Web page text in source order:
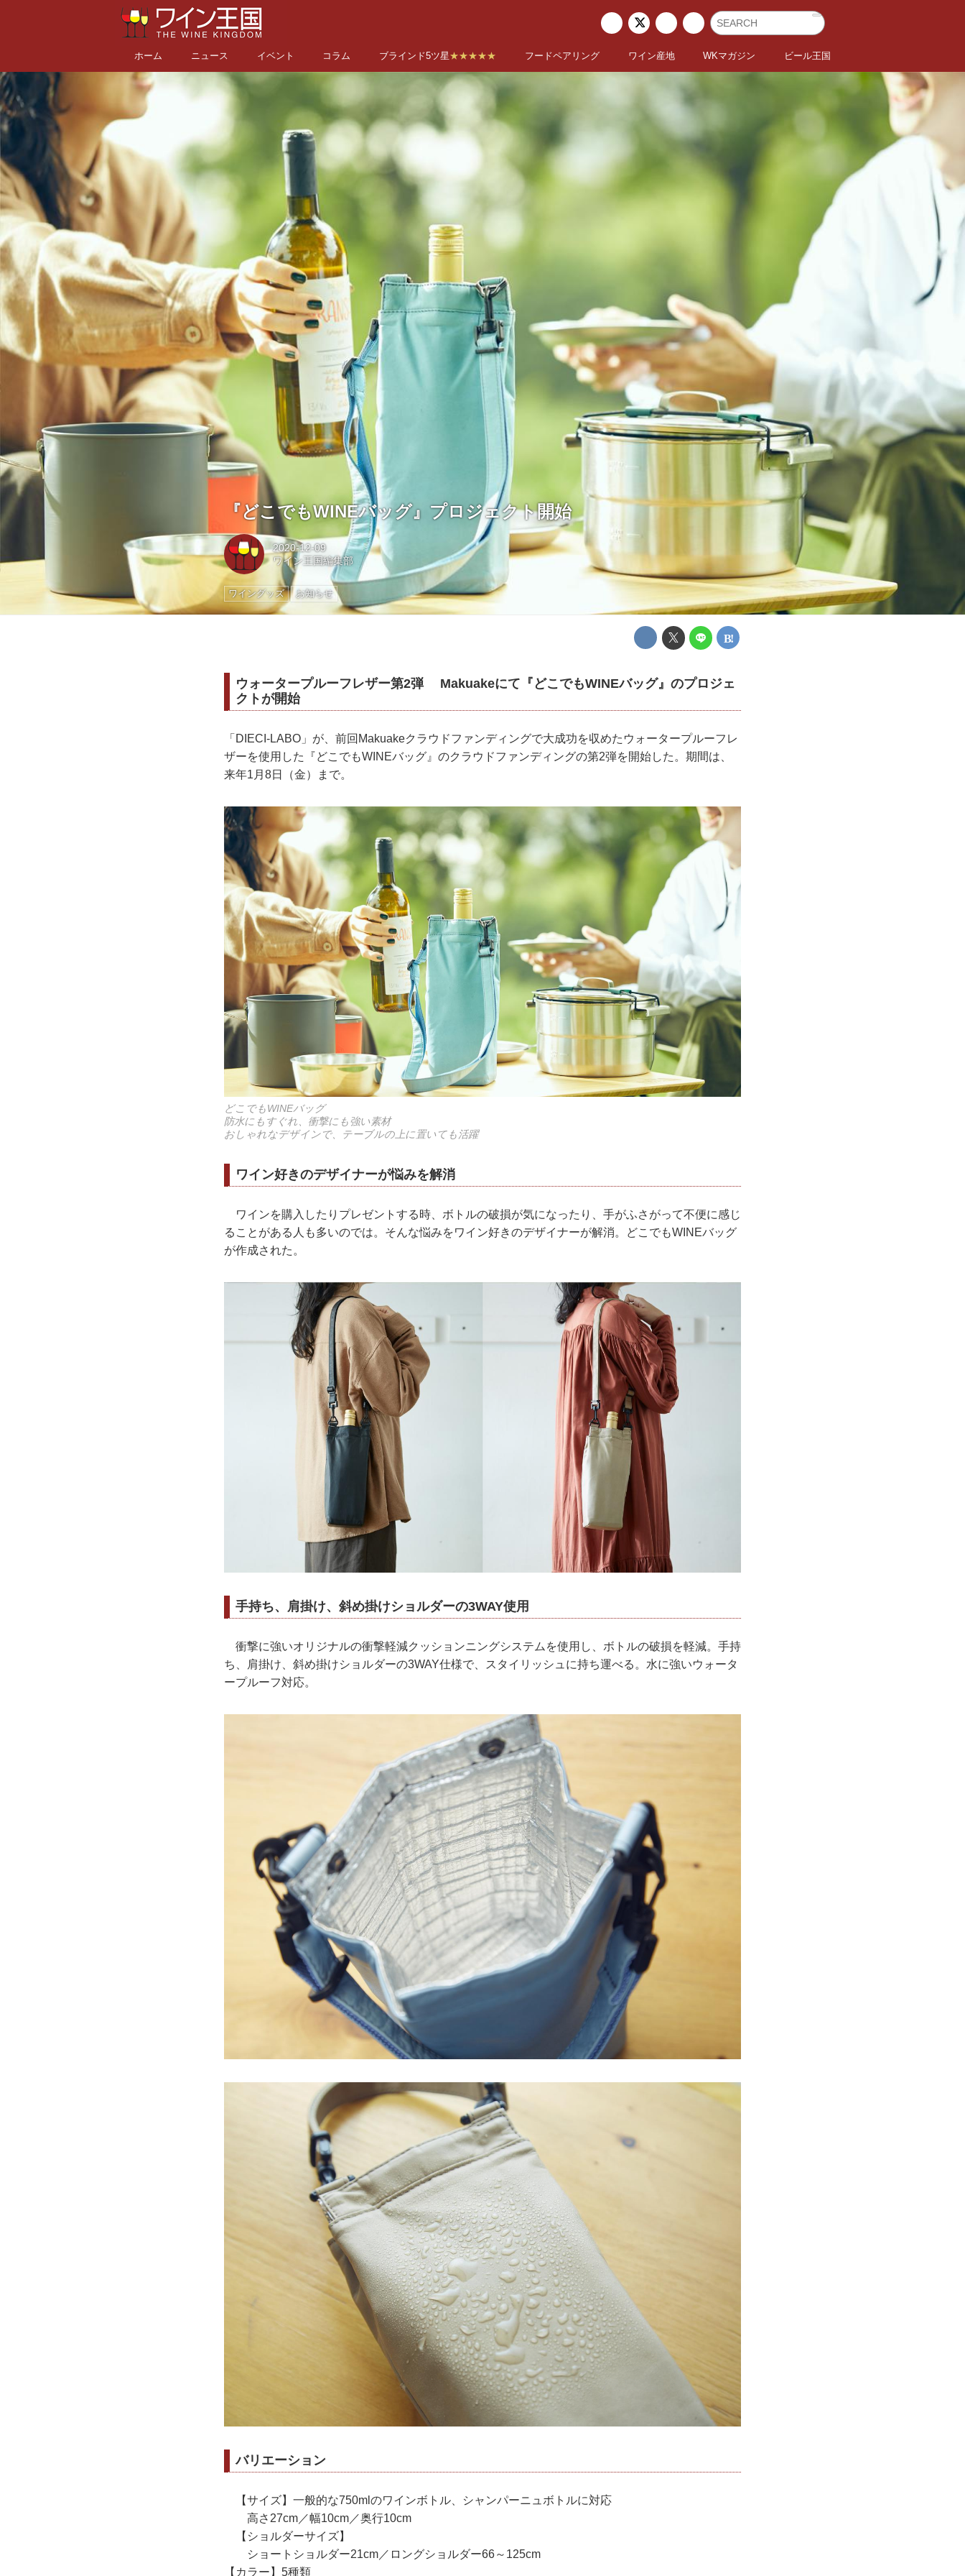
ホーム ニュース イベント コラム ブラインド5ツ星★★★★★ フードペアリング ワイン産地 WKマガジン ビール王国
『どこでもWINEバッグ』プロジェクト開始
2020-12-09
ワイン王国編集部
ワイングッズ お知らせ
ウォータープルーフレザー第2弾 Makuakeにて『どこでもWINEバッグ』のプロジェ
クトが開始
「DIECI-LABO」が、前回Makuakeクラウドファンディングで大成功を収めたウォータープルーフレ
ザーを使用した『どこでもWINEバッグ』のクラウドファンディングの第2弾を開始した。期間は、
来年1月8日（金）まで。
どこでもWINEバッグ
防水にもすぐれ、衝撃にも強い素材
おしゃれなデザインで、テーブルの上に置いても活躍
ワイン好きのデザイナーが悩みを解消
ワインを購入したりプレゼントする時、ボトルの破損が気になったり、手がふさがって不便に感じ
ることがある人も多いのでは。そんな悩みをワイン好きのデザイナーが解消。どこでもWINEバッグ
が作成された。
手持ち、肩掛け、斜め掛けショルダーの3WAY使用
衝撃に強いオリジナルの衝撃軽減クッションニングシステムを使用し、ボトルの破損を軽減。手持
ち、肩掛け、斜め掛けショルダーの3WAY仕様で、スタイリッシュに持ち運べる。水に強いウォータ
ープルーフ対応。
バリエーション
【サイズ】一般的な750mlのワインボトル、シャンパーニュボトルに対応
高さ27cm／幅10cm／奥行10cm
【ショルダーサイズ】
ショートショルダー21cm／ロングショルダー66～125cm
【カラー】5種類